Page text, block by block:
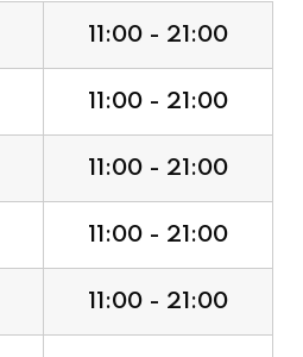
11:00 - 21:00
11:00 - 21:00
11:00 - 21:00
11:00 - 21:00
11:00 - 21:00